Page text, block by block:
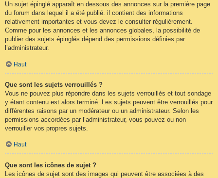
Un sujet épinglé apparaît en dessous des annonces sur la première page
du forum dans lequel il a été publié. il contient des informations
relativement importantes et vous devez le consulter régulièrement.
Comme pour les annonces et les annonces globales, la possibilité de
publier des sujets épinglés dépend des permissions définies par
l’administrateur.
Haut
Que sont les sujets verrouillés ?
Vous ne pouvez plus répondre dans les sujets verrouillés et tout sondage
y étant contenu est alors terminé. Les sujets peuvent être verrouillés pour
différentes raisons par un modérateur ou un administrateur. Selon les
permissions accordées par l’administrateur, vous pouvez ou non
verrouiller vos propres sujets.
Haut
Que sont les icônes de sujet ?
Les icônes de sujet sont des images qui peuvent être associées à des